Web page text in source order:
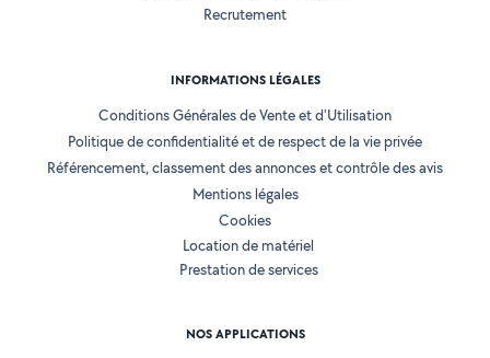
Recrutement
INFORMATIONS LÉGALES
Conditions Générales de Vente et d'Utilisation
Politique de confidentialité et de respect de la vie privée
Référencement, classement des annonces et contrôle des avis
Mentions légales
Cookies
Location de matériel
Prestation de services
NOS APPLICATIONS